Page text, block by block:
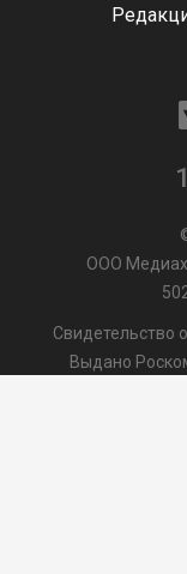
ООО
Свидетельство
Выдано